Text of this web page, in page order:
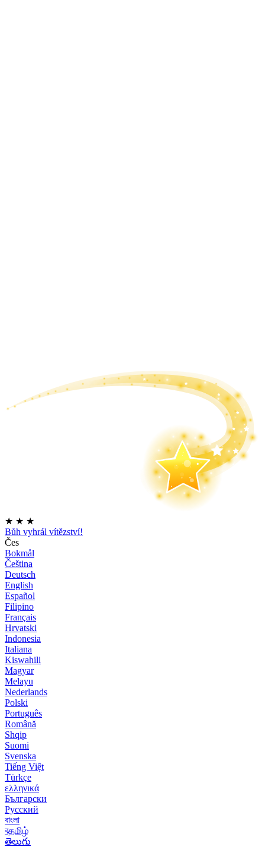
★ ★ ★
Bůh vyhrál vítězství!
Čes
Bokmål
Čeština
Deutsch
English
Español
Filipino
Français
Hrvatski
Indonesia
Italiana
Kiswahili
Magyar
Melayu
Nederlands
Polski
Português
Română
Shqip
Suomi
Svenska
Tiếng Việt
Türkçe
ελληνικά
Български
Русский
বাংলা
বதமிழ்
తెలుగు